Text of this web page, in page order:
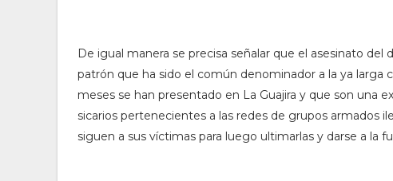
De igual manera se precisa señalar que el asesinato
patrón que ha sido el común denominador a la ya
meses se han presentado en La Guajira y que son una
sicarios pertenecientes a las redes de grupos armados
siguen a sus víctimas para luego ultimarlas y darse a la